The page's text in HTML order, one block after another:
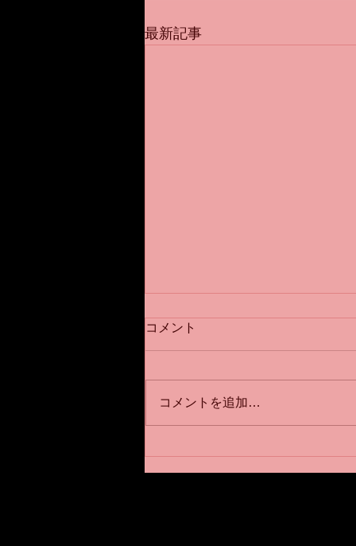
最新記事
メッソド
コメント
コメントを追加…